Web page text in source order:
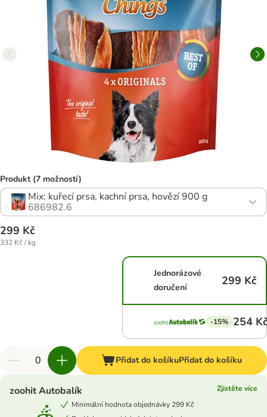
Produkt (7 možností)
Mix: kuřecí prsa, kachní prsa, hovězí 900 g
686982.6
299 Kč
332 Kč / kg
Jednorázové
doručení
299 Kč
-15% 254
Přidat do košíkuPřidat do košíku
zoohit Autobalík
Zjistěte více
Minimální hodnota objednávky 299 Kč